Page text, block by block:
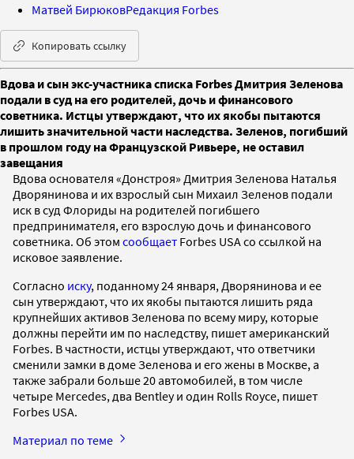
Матвей БирюковРедакция Forbes
Копировать ссылку
Вдова и сын экс-участника списка Forbes Дмитрия Зеленова
подали в суд на его родителей, дочь и финансового
советника. Истцы утверждают, что их якобы пытаются
лишить значительной части наследства. Зеленов, погибший
в прошлом году на Французской Ривьере, не оставил
завещания
Вдова основателя «Донстроя» Дмитрия Зеленова Наталья
Дворянинова и их взрослый сын Михаил Зеленов подали
иск в суд Флориды на родителей погибшего
предпринимателя, его взрослую дочь и финансового
советника. Об этом сообщает Forbes USA со ссылкой на
исковое заявление.
Согласно иску, поданному 24 января, Дворянинова и ее
сын утверждают, что их якобы пытаются лишить ряда
крупнейших активов Зеленова по всему миру, которые
должны перейти им по наследству, пишет американский
Forbes. В частности, истцы утверждают, что ответчики
сменили замки в доме Зеленова и его жены в Москве, а
также забрали больше 20 автомобилей, в том числе
четыре Mercedes, два Bentley и один Rolls Royce, пишет
Forbes USA.
Материал по теме